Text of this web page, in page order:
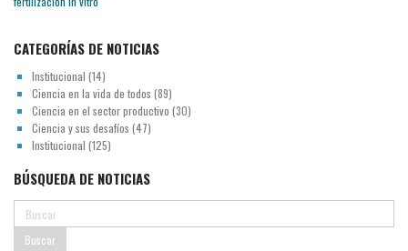
CATEGORÍAS DE NOTICIAS
Institucional (14)
Ciencia en la vida de todos (89)
Ciencia en el sector productivo (30)
Ciencia y sus desafíos (47)
Institucional (125)
BÚSQUEDA DE NOTICIAS